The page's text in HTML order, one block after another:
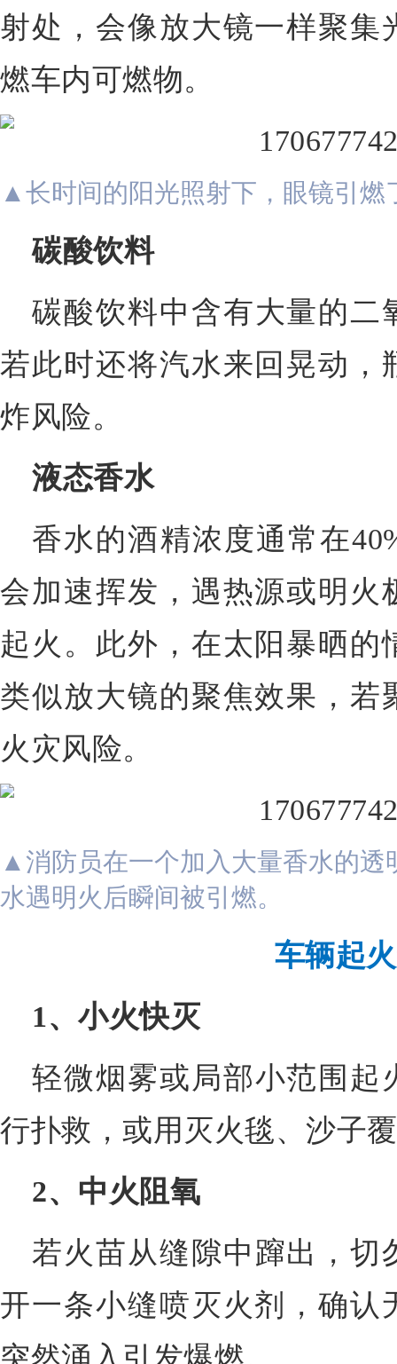
射处，会像放大镜一样聚集
燃车内可燃物。
▲长时间的阳光照射下，眼镜引燃
碳酸饮料
碳酸饮料中含有大量的二
若此时还将汽水来回晃动，
炸风险。
液态香水
香水的酒精浓度通常在
会加速挥发，遇热源或明火
起火。此外，在太阳暴晒的
类似放大镜的聚焦效果，若
火灾风险。
▲消防员在一个加入大量香水的透
水遇明火后瞬间被引燃。
车辆起
1、小火快灭
轻微烟雾或局部小范围起
行扑救，或用灭火毯、沙子
2、中火阻氧
若火苗从缝隙中蹿出，切
开一条小缝喷灭火剂，确认
突然涌入引发爆燃。